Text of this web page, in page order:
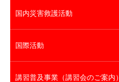
国内災害救護活動
国際活動
講習普及事業（講習会のご案内）